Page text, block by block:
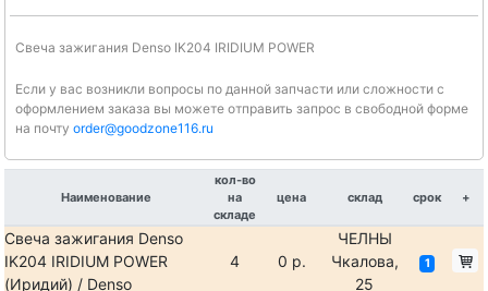
Свеча зажигания Denso IK204 IRIDIUM POWER
Если у вас возникли вопросы по данной запчасти или сложности с
оформлением заказа вы можете отправить запрос в свободной форме
на почту order@goodzone116.ru
Наименование
кол-во
на
складе
цена склад срок +
Свеча зажигания Denso
IK204 IRIDIUM POWER
(Иридий) / Denso
4 0 р.
ЧЕЛНЫ
Чкалова,
25
1